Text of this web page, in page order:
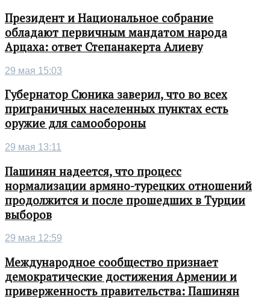
Президент и Национальное собрание
обладают первичным мандатом народа
Арцаха: ответ Степанакерта Алиеву
29 мая 15:03
Губернатор Сюника заверил, что во всех
приграничных населенных пунктах есть
оружие для самообороны
29 мая 13:11
Пашинян надеется, что процесс
нормализации армяно-турецких отношений
продолжится и после прошедших в Турции
выборов
29 мая 12:59
Международное сообщество признает
демократические достижения Армении и
приверженность правительства: Пашинян